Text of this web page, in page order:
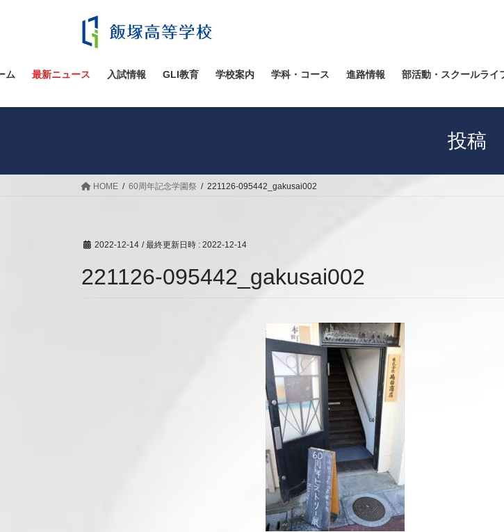
ツ
ス
シ
ン
ム 最新ニュース 入試情報 GLI教育 学校案内 学科・コース 進路情報 部活動・スクールライ
投稿
HOME 60周年記念学園祭 221126-095442_gakusai002
2022-12-14 / 最終更新日時 : 2022-12-14
221126-095442_gakusai002